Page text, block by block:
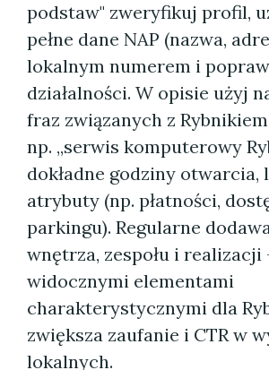
podstaw" zweryfikuj profil,
pełne dane NAP (nazwa,
lokalnym numerem i
działalności. W opisie użyj
fraz związanych z
np. „serwis komputerowy
dokładne godziny otwarcia,
atrybuty (np. płatności,
parkingu). Regularne
wnętrza, zespołu i
widocznymi elementami
charakterystycznymi dla
zwiększa zaufanie i CTR w
lokalnych.